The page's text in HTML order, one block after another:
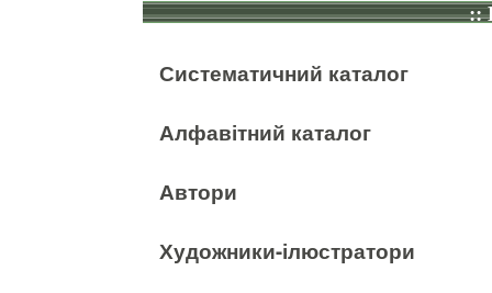
::
Систематичний каталог
Алфавітний каталог
Автори
Художники-ілюстратори